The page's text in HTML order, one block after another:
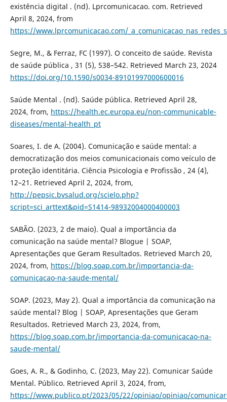
existência digital . (nd). Lprcomunicacao. com. Retrieved
April 8, 2024, from
https://www.lprcomunicacao.com/
Segre, M., & Ferraz, FC (1997). O conceito de saúde. Revista
de saúde pública , 31 (5), 538–542. Retrieved March 23, 2024
https://doi.org/10.1590/s0034-89101997000600016
Saúde Mental . (nd). Saúde pública. Retrieved April 28,
2024, from, https://health.ec.europa.eu/non-communicable-
diseases/mental-health_pt
Soares, I. de A. (2004). Comunicação e saúde mental: a
democratização dos meios comunicacionais como veículo de
proteção identitária. Ciência Psicologia e Profissão , 24 (4),
12–21. Retrieved April 2, 2024, from,
http://pepsic.bvsalud.org/scielo.php?
script=sci_arttext&pid=S1414-98932004000400003
SABÃO. (2023, 2 de maio). Qual a importância da
comunicação na saúde mental? Blogue | SOAP,
Apresentações que Geram Resultados. Retrieved March 20,
2024, from, https://blog.soap.com.br/importancia-da-
comunicacao-na-saude-mental/
SOAP. (2023, May 2). Qual a importância da comunicação na
saúde mental? Blog | SOAP, Apresentações que Geram
Resultados. Retrieved March 23, 2024, from,
https://blog.soap.com.br/importancia-da-comunicacao-na-
saude-mental/
Goes, A. R., & Godinho, C. (2023, May 22). Comunicar Saúde
Mental. Público. Retrieved April 3, 2024, from,
https://www.publico.pt/2023/05/22/opiniao/opiniao/